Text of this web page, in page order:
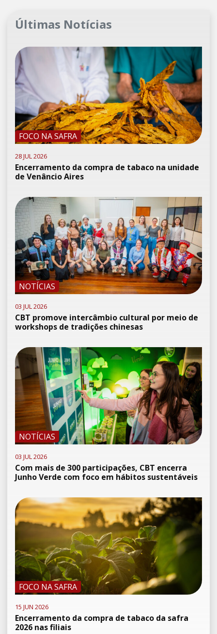
Últimas Notícias
FOCO NA SAFRA
28 JUL 2026
Encerramento da compra de tabaco na unidade
de Venâncio Aires
NOTÍCIAS
03 JUL 2026
CBT promove intercâmbio cultural por meio de
workshops de tradições chinesas
NOTÍCIAS
03 JUL 2026
Com mais de 300 participações, CBT encerra
Junho Verde com foco em hábitos sustentáveis
FOCO NA SAFRA
15 JUN 2026
Encerramento da compra de tabaco da safra
2026 nas filiais